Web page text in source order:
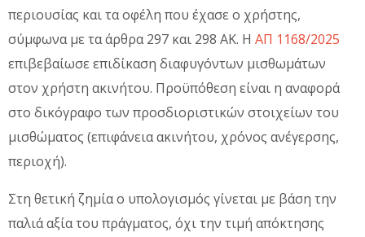
περιουσίας και τα οφέλη που έχασε ο χρήστης,
σύμφωνα με τα άρθρα 297 και 298 ΑΚ. Η ΑΠ 1168/2025
επιβεβαίωσε επιδίκαση διαφυγόντων μισθωμάτων
στον χρήστη ακινήτου. Προϋπόθεση είναι η αναφορά
στο δικόγραφο των προσδιοριστικών στοιχείων του
μισθώματος (επιφάνεια ακινήτου, χρόνος ανέγερσης,
περιοχή).
Στη θετική ζημία ο υπολογισμός γίνεται με βάση την
παλιά αξία του πράγματος, όχι την τιμή απόκτησης